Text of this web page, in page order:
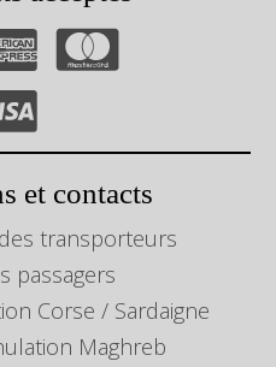
et contacts
transporteurs
passagers
Corse / Sardaigne
Maghreb